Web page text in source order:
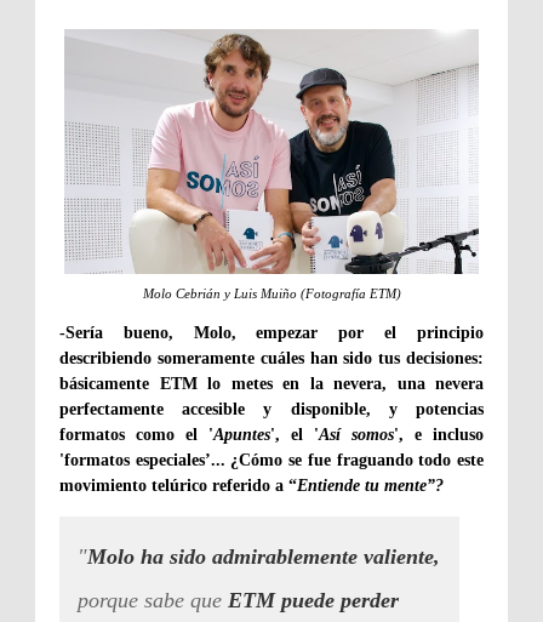
Molo Cebrián y Luis Muiño (Fotografía ETM)
-Sería bueno, Molo, empezar por el principio
describiendo someramente cuáles han sido tus decisiones:
básicamente ETM lo metes en la nevera, una nevera
perfectamente accesible y disponible, y potencias
formatos como el 'Apuntes', el 'Así somos', e incluso
'formatos especiales’... ¿Cómo se fue fraguando todo este
movimiento telúrico referido a “Entiende tu mente”?
"Molo ha sido admirablemente valiente,
porque sabe que ETM puede perder